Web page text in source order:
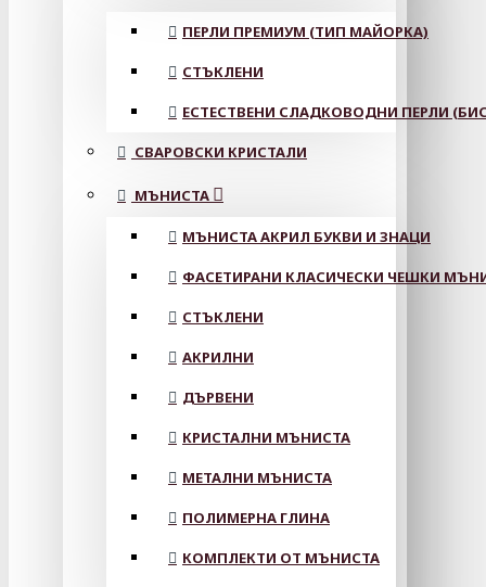
ПЕРЛИ ПРЕМИУМ (ТИП МАЙОРКА)
СТЪКЛЕНИ
ЕСТЕСТВЕНИ СЛАДКОВОДНИ ПЕРЛИ
СВАРОВСКИ КРИСТАЛИ
МЪНИСТА
МЪНИСТА АКРИЛ БУКВИ И ЗНАЦИ
ФАСЕТИРАНИ КЛАСИЧЕСКИ ЧЕШКИ
СТЪКЛЕНИ
АКРИЛНИ
ДЪРВЕНИ
КРИСТАЛНИ МЪНИСТА
МЕТАЛНИ МЪНИСТА
ПОЛИМЕРНА ГЛИНА
КОМПЛЕКТИ ОТ МЪНИСТА